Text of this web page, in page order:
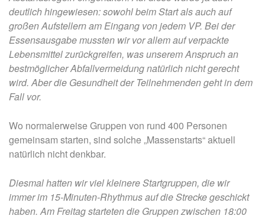
deutlich hingewiesen: sowohl beim Start als auch auf
großen Aufstellern am Eingang von jedem VP. Bei der
Essensausgabe mussten wir vor allem auf verpackte
Lebensmittel zurückgreifen, was unserem Anspruch an
bestmöglicher Abfallvermeidung natürlich nicht gerecht
wird. Aber die Gesundheit der Teilnehmenden geht in dem
Fall vor.
Wo normalerweise Gruppen von rund 400 Personen
gemeinsam starten, sind solche „Massenstarts“ aktuell
natürlich nicht denkbar.
Diesmal hatten wir viel kleinere Startgruppen, die wir
immer im 15-Minuten-Rhythmus auf die Strecke geschickt
haben. Am Freitag starteten die Gruppen zwischen 18:00